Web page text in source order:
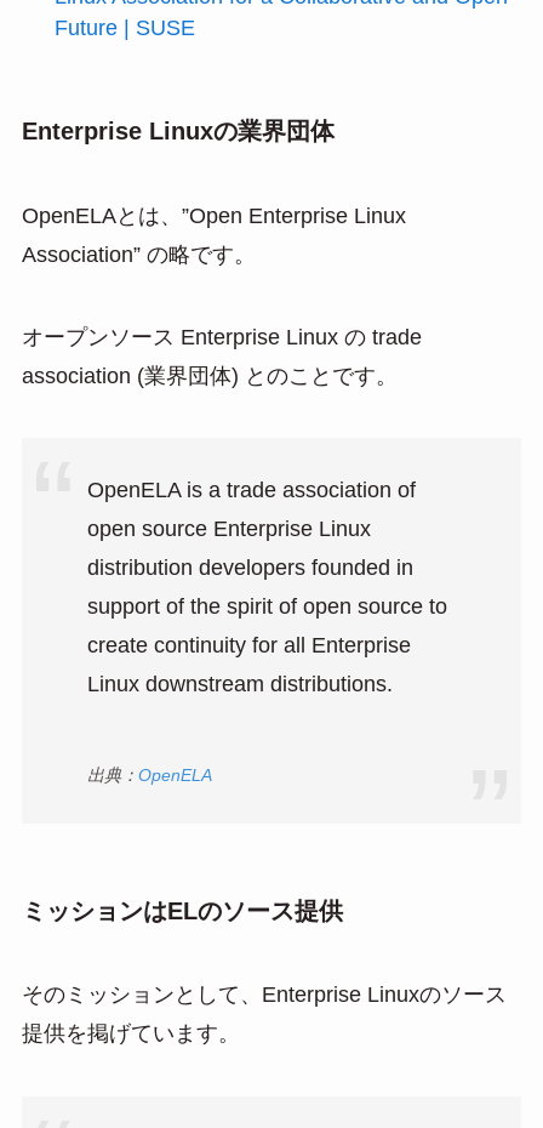
Future | SUSE
Enterprise Linuxの業界団体
OpenELAとは、”Open Enterprise Linux
Association” の略です。
オープンソース Enterprise Linux の trade
association (業界団体) とのことです。
OpenELA is a trade association of
open source Enterprise Linux
distribution developers founded in
support of the spirit of open source to
create continuity for all Enterprise
Linux downstream distributions.
出典： OpenELA
ミッションはELのソース提供
そのミッションとして、Enterprise Linuxのソース
提供を掲げています。